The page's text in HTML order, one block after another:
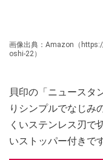
画像出典：Amazon（
oshi-22）
貝印の「ニュースタ
りシンプルでなじみ
くいステンレス刃
いストッパー付きです